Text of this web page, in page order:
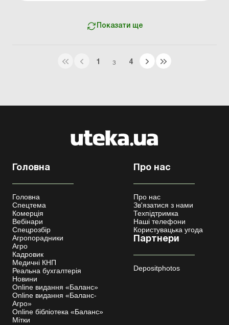
Показати ще
1 З 4
Головна
Головна
Спецтема
Комерція
Вебінари
Спецрозбір
Агропорадники
Агро
Кадровик
Медичні КНП
Реальна бухгалтерія
Новини
Online видання «Баланс»
Online видання «Баланс-
Агро»
Online бібліотека «Баланс»
Мітки
Про нас
Про нас
Зв'язатися з нами
Техпідтримка
Наші телефони
Користувацька угода
Партнери
Depositphotos